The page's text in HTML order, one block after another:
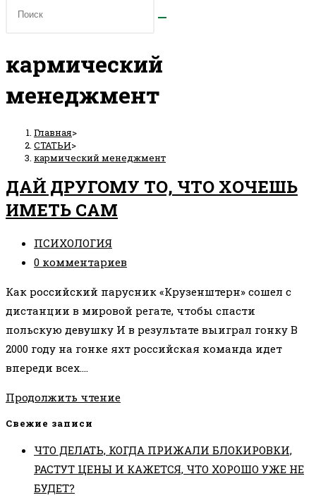
кармический
менеджмент
Главная>
СТАТЬИ>
кармический менеджмент
ДАЙ ДРУГОМУ ТО, ЧТО ХОЧЕШЬ
ИМЕТЬ САМ
Рубрика
записи:
ПСИХОЛОГИЯ
Комментарии
записи:
0 комментариев
Как российский парусник «Крузенштерн» сошел с
дистанции в мировой регате, чтобы спасти
польскую девушку И в результате выиграл гонку В
2000 году на гонке яхт российская команда идет
впереди всех.…
Продолжить чтениеДАЙ
ЧТО
ХОЧЕШЬ
Свежие записи
ЧТО ДЕЛАТЬ, КОГДА ПРИЖАЛИ БЛОКИРОВКИ,
РАСТУТ ЦЕНЫ И КАЖЕТСЯ, ЧТО ХОРОШО УЖЕ НЕ
БУДЕТ?